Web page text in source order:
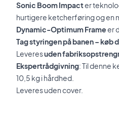
Sonic Boom Impacter
hurtigere ketcherføring og en
Dynamic-Optimum Frameer
Tag styringen på banen –
Leveresuden
Ekspertrådgivning: Til denne
10,5 kg i hårdhed.
Leveres uden cover.